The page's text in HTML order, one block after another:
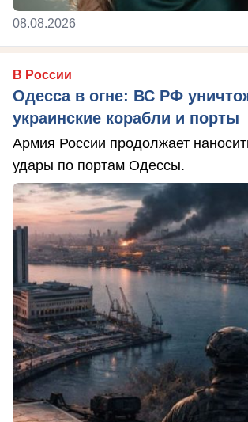
08.08.2026
В России
Одесса в огне: ВС РФ
украинские корабли и порты
Армия России продолжает
удары по портам Одессы.